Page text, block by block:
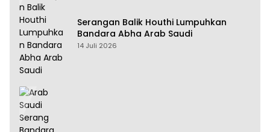
Serangan Balik Houthi Lumpuhkan
Bandara Abha Arab Saudi
14 Juli 2026